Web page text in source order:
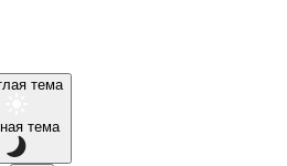
тема
тема